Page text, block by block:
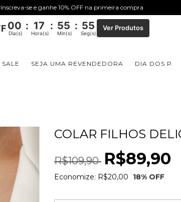
se e ganhe 10% OFF na primeira compra
00 : 17 : 55 : 54
Dia(s) Hora(s) Min(s) Seg(s)
Ver Produtos
SALE SEJA UMA REVENDEDORA DIA DOS PAIS
COLAR FILHOS
R$109,90 R$89,90
Economize: R$20,00 18% OFF